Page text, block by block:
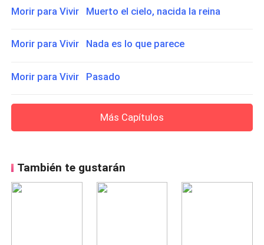
Morir para Vivir Muerto el cielo, nacida la reina
Morir para Vivir Nada es lo que parece
Morir para Vivir Pasado
Más Capítulos
También te gustarán